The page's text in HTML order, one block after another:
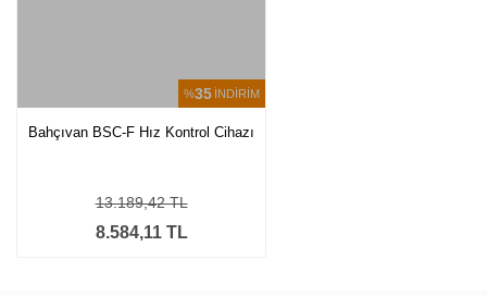
%35 İNDİRİM
Bahçıvan BSC-F Hız Kontrol Cihazı
8.584,11 TL
13.189,42 TL